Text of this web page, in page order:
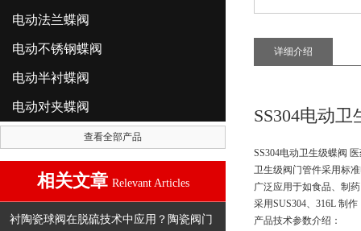
电动法兰蝶阀
电动不锈钢蝶阀
电动半衬蝶阀
电动对夹蝶阀
查看全部产品
相关文章 Relevant Articles
衬陶瓷球阀在脱硫技术中应用？陶瓷阀门
详细介绍
SS304电动
SS304电动卫生级蝶阀
卫生级阀门管件采用标
广泛应用于如食品、制
采用SUS304、316L 制
产品技术参数介绍：